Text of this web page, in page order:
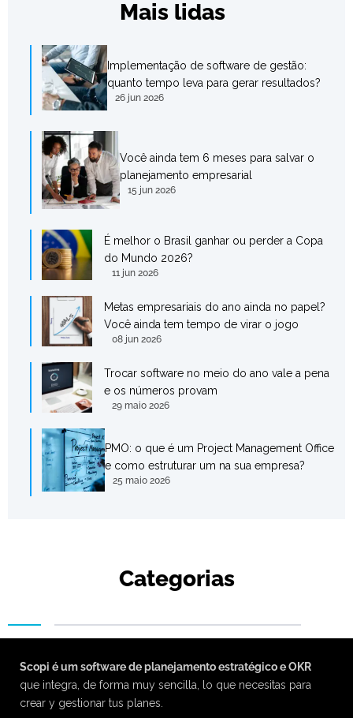
Mais lidas
Implementação de software de gestão:
quanto tempo leva para gerar resultados?
26 jun 2026
Você ainda tem 6 meses para salvar o
planejamento empresarial
15 jun 2026
É melhor o Brasil ganhar ou perder a Copa
do Mundo 2026?
11 jun 2026
Metas empresariais do ano ainda no papel?
Você ainda tem tempo de virar o jogo
08 jun 2026
Trocar software no meio do ano vale a pena
e os números provam
29 maio 2026
PMO: o que é um Project Management Office
e como estruturar um na sua empresa?
25 maio 2026
Categorias
Scopi é um software de planejamento estratégico e OKR
que integra, de forma muy sencilla, lo que necesitas para
crear y gestionar tus planes.